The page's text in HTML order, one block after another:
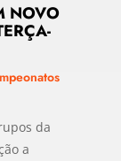
NOVO
da
a